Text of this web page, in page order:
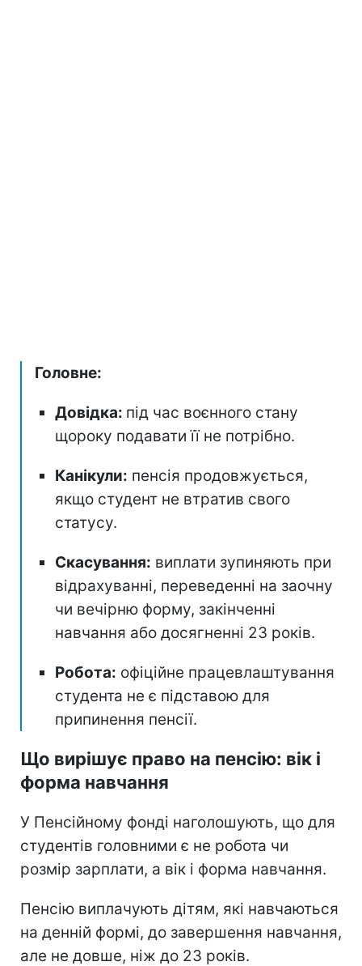
Головне:
Довідка: під час воєнного стану
щороку подавати її не потрібно.
Канікули: пенсія продовжується,
якщо студент не втратив свого
статусу.
Скасування: виплати зупиняють при
відрахуванні, переведенні на заочну
чи вечірню форму, закінченні
навчання або досягненні 23 років.
Робота: офіційне працевлаштування
студента не є підставою для
припинення пенсії.
Що вирішує право на пенсію: вік і
форма навчання
У Пенсійному фонді наголошують, що для
студентів головними є не робота чи
розмір зарплати, а вік і форма навчання.
Пенсію виплачують дітям, які навчаються
на денній формі, до завершення навчання,
але не довше, ніж до 23 років.